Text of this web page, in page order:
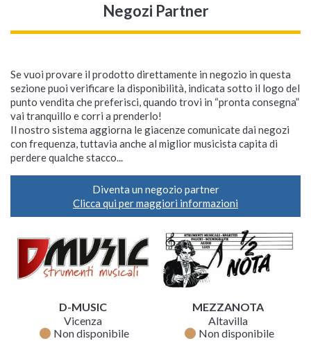
Negozi Partner
Se vuoi provare il prodotto direttamente in negozio in questa
sezione puoi verificare la disponibilità, indicata sotto il logo del
punto vendita che preferisci, quando trovi in “pronta consegna”
vai tranquillo e corri a prenderlo!
Il nostro sistema aggiorna le giacenze comunicate dai negozi
con frequenza, tuttavia anche al miglior musicista capita di
perdere qualche stacco...
Diventa un negozio partner
Clicca qui per maggiori informazioni
D-MUSIC
Vicenza
fiber_manual_record Non disponibile
MEZZANOTA
Altavilla
fiber_manual_record Non disponibile